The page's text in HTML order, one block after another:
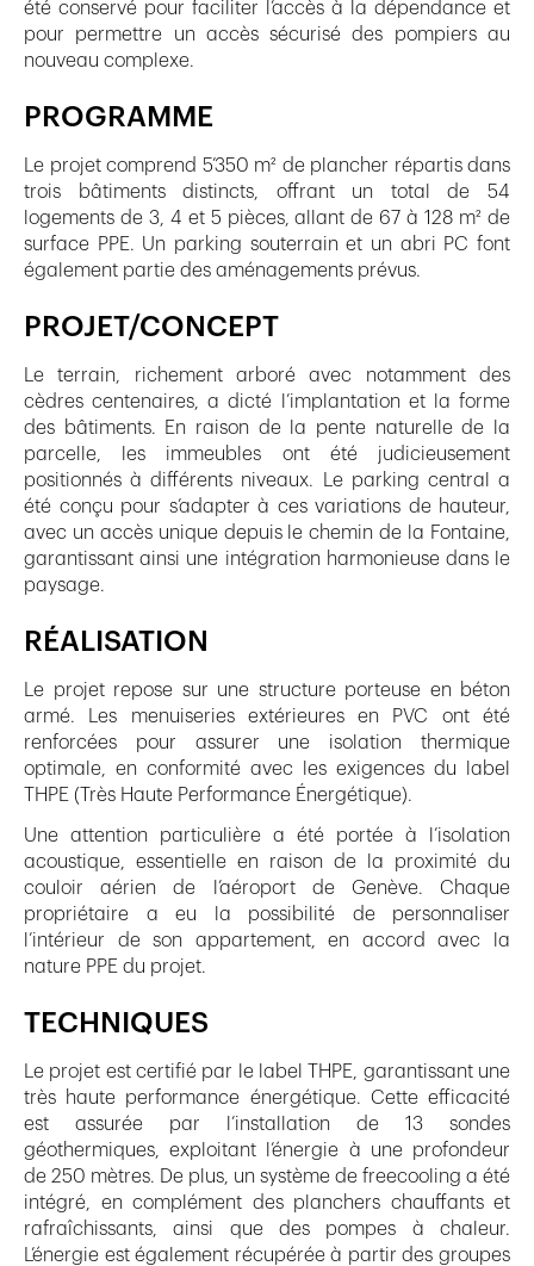
été conservé pour faciliter l’accès à la dépendance et
pour permettre un accès sécurisé des pompiers au
nouveau complexe.
PROGRAMME
Le projet comprend 5’350 m² de plancher répartis dans
trois bâtiments distincts, offrant un total de 54
logements de 3, 4 et 5 pièces, allant de 67 à 128 m² de
surface PPE. Un parking souterrain et un abri PC font
également partie des aménagements prévus.
PROJET/CONCEPT
Le terrain, richement arboré avec notamment des
cèdres centenaires, a dicté l’implantation et la forme
des bâtiments. En raison de la pente naturelle de la
parcelle, les immeubles ont été judicieusement
positionnés à différents niveaux. Le parking central a
été conçu pour s’adapter à ces variations de hauteur,
avec un accès unique depuis le chemin de la Fontaine,
garantissant ainsi une intégration harmonieuse dans le
paysage.
RÉALISATION
Le projet repose sur une structure porteuse en béton
armé. Les menuiseries extérieures en PVC ont été
renforcées pour assurer une isolation thermique
optimale, en conformité avec les exigences du label
THPE (Très Haute Performance Énergétique).
Une attention particulière a été portée à l’isolation
acoustique, essentielle en raison de la proximité du
couloir aérien de l’aéroport de Genève. Chaque
propriétaire a eu la possibilité de personnaliser
l’intérieur de son appartement, en accord avec la
nature PPE du projet.
TECHNIQUES
Le projet est certifié par le label THPE, garantissant une
très haute performance énergétique. Cette efficacité
est assurée par l’installation de 13 sondes
géothermiques, exploitant l’énergie à une profondeur
de 250 mètres. De plus, un système de freecooling a été
intégré, en complément des planchers chauffants et
rafraîchissants, ainsi que des pompes à chaleur.
L’énergie est également récupérée à partir des groupes